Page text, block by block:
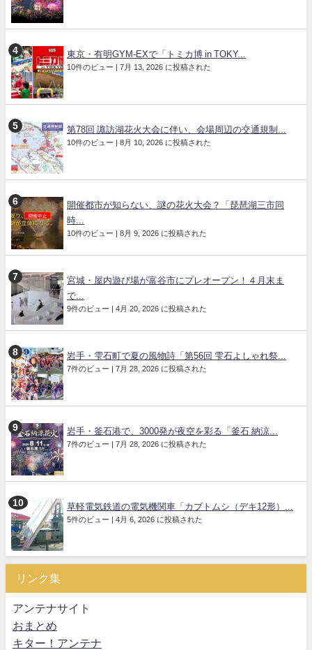
東京・有明GYM-EXで「トミカ博 in TOKY...
10件のビュー 7月 13, 2026 に投稿された
第78回 諏訪湖花火大会に伴い、会場周辺の交通規制...
10件のビュー 8月 10, 2026 に投稿された
開催都市が知らない、謎の花火大会？「琵琶湖三市同
時...
10件のビュー 8月 9, 2026 に投稿された
宮城・屋内遊び場が富谷市にプレオープン！４月末ま
で...
9件のビュー 4月 20, 2026 に投稿された
岩手・雫石町で夏の風物詩「第56回 雫石よしゃれ祭...
7件のビュー 7月 28, 2026 に投稿された
岩手・釜石港で、3000発が夜空を彩る「釜石 納涼...
7件のビュー 7月 28, 2026 に投稿された
草軽電気鉄道の電気機関車「カブトムシ（デキ12形）...
5件のビュー 4月 6, 2026 に投稿された
リンク集
アンテナサイト
おまとめ
キター！アンテナ